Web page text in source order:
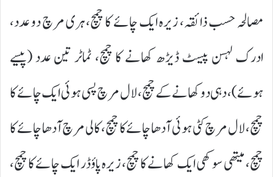
مصالحہ حسب ذائقہ، زیرہ ایک چائے کا چمچ، ہری مرچ دو عدد،
ادرک لہسن پیسٹ ڈیڑھ کھانے کا چمچ، ٹماٹر تین عدد (پیسے
ہوئے)، دہی دو کھانے کے چمچ، لال مرچ پسی ہوئی ایک چائے کا
چمچ، لال مرچ کٹی ہوئی آدھا چائے کا چمچ، کالی مرچ آدھا چائے کا
چمچ، میتھی سوکھی ایک کھانے کا چمچ، زیرہ پاؤڈر ایک چائے کا چمچ،